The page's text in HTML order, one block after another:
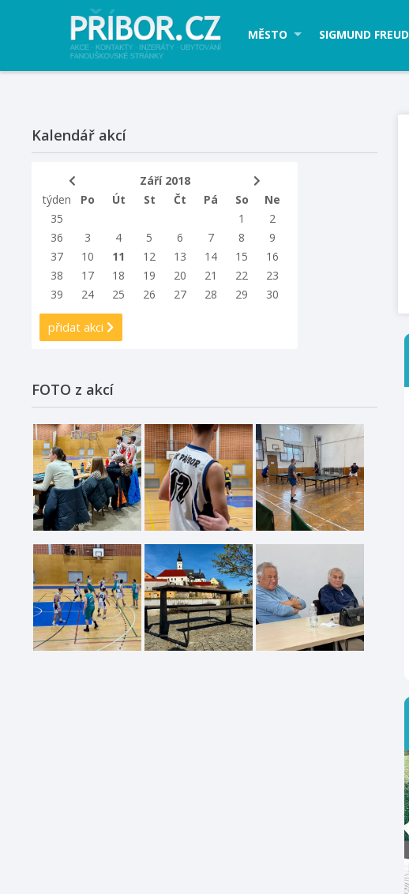
MĚSTO SIGMUND FREUD
Kalendář akcí
Září 2018
týden
Po Út St Čt Pá So
Ne
35
1
2
36
3 4 5 6 7 8
9
37
10 11 12 13 14 15
16
38
17 18 19 20 21 22
23
39
24 25 26 27 28 29 30
přidat akci
FOTO z akcí